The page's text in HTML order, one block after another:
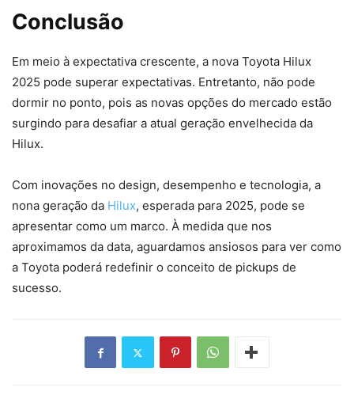
Conclusão
Em meio à expectativa crescente, a nova Toyota Hilux
2025 pode superar expectativas. Entretanto, não pode
dormir no ponto, pois as novas opções do mercado estão
surgindo para desafiar a atual geração envelhecida da
Hilux.
Com inovações no design, desempenho e tecnologia, a
nona geração da Hilux, esperada para 2025, pode se
apresentar como um marco. À medida que nos
aproximamos da data, aguardamos ansiosos para ver como
a Toyota poderá redefinir o conceito de pickups de
sucesso.